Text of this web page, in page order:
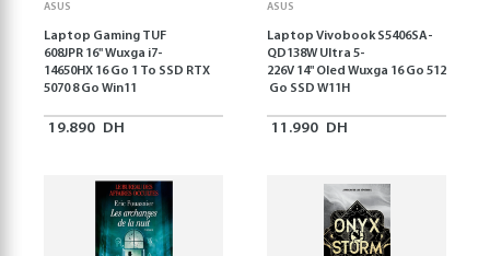
ASUS
Laptop Gaming TUF
608JPR 16'' Wuxga i7-
14650HX 16 Go 1 To SSD RTX
5070 8 Go Win11
19.890 DH
ASUS
Laptop Vivobook S5406SA-
QD138W Ultra 5-
226V 14" Oled Wuxga 16 Go 512
Go SSD W11H
11.990 DH